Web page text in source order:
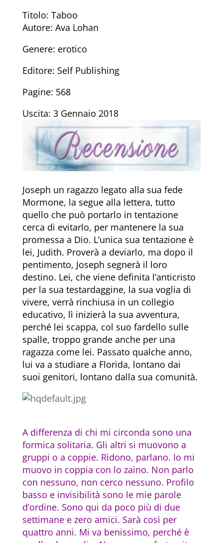
Titolo: Taboo
Autore: Ava Lohan
Genere: erotico
Editore: Self Publishing
Pagine: 568
Uscita: 3 Gennaio 2018
Joseph un ragazzo legato alla sua fede
Mormone, la segue alla lettera, tutto
quello che può portarlo in tentazione
cerca di evitarlo, per mantenere la sua
promessa a Dio. L’unica sua tentazione è
lei, Judith. Proverà a deviarlo, ma dopo il
pentimento, Joseph segnerà il loro
destino. Lei, che viene definita l’anticristo
per la sua testardaggine, la sua voglia di
vivere, verrà rinchiusa in un collegio
educativo, lì inizierà la sua avventura,
perché lei scappa, col suo fardello sulle
spalle, troppo grande anche per una
ragazza come lei. Passato qualche anno,
lui va a studiare a Florida, lontano dai
suoi genitori, lontano dalla sua comunità.
A differenza di chi mi circonda sono una
formica solitaria. Gli altri si muovono a
gruppi o a coppie. Ridono, parlano. Io mi
muovo in coppia con lo zaino. Non parlo
con nessuno, non cerco nessuno. Profilo
basso e invisibilità sono le mie parole
d’ordine. Sono qui da poco più di due
settimane e zero amici. Sarà così per
quattro anni. Mi va benissimo, perché è